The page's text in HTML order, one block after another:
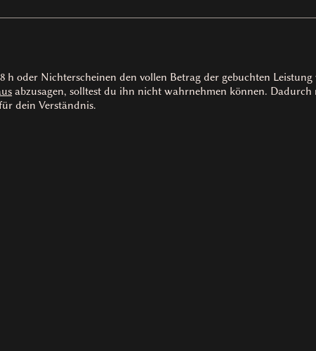
oder Nichterscheinen den vollen Betrag der gebuchten
abzusagen, solltest du ihn nicht wahrnehmen können.
dein Verständnis.